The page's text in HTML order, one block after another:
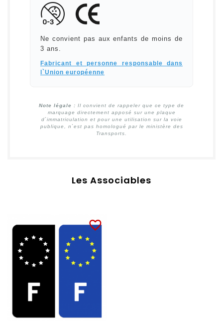
Ne convient pas aux enfants de moins de
3 ans.
Fabricant et personne responsable dans
l`Union européenne
Note légale : Il convient de rappeler que ce type de
marquage directement apposé sur une plaque
d`immatriculation et pour une utilisation sur la voie
publique, n`est pas homologué par le ministère des
Transports.
Les Associables
favorite_border